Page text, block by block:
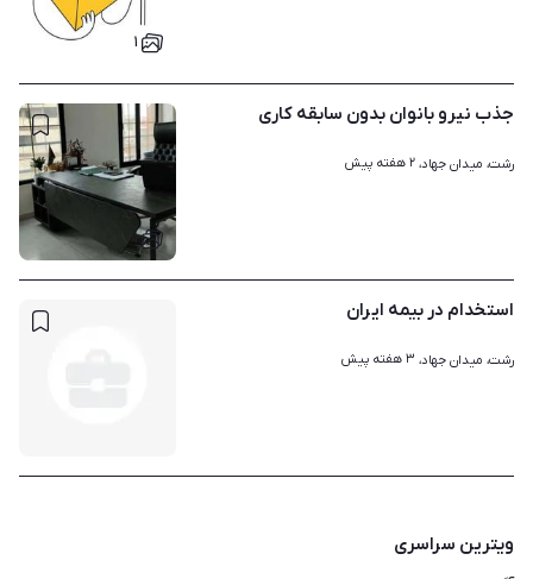
۱
۱
جذب نیرو بانوان بدون سابقه کاری
رشت، میدان جهاد، ۲ هفته پیش
استخدام در بیمه ایران
رشت، میدان جهاد، ۳ هفته پیش
ویترین سراسری